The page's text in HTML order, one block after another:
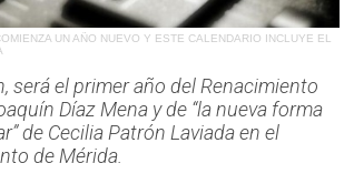
UN AÑO NUEVO Y ESTE CALENDARIO INCLUYE EL
será el primer año del Renacimiento
Díaz Mena y de “la nueva forma
de Cecilia Patrón Laviada en el
de Mérida.